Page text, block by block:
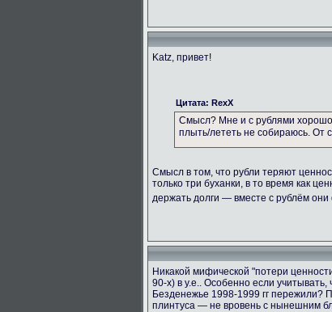
Katz, привет!
Цитата: RexX
Смысл? Мне и с рублями
плыть/лететь не собираюсь. От
Смысл в том, что рубли теряют
только три буханки, в то время как
держать долги — вместе с рублём они
Никакой мифической "потери
90-х) в у.е.. Особенно если
Безденежье 1998-1999 гг пережили?
плинтуса — не вровень с нынешним